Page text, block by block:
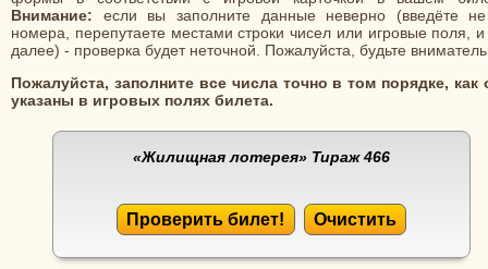
Внимание: если вы заполните данные неверно (введёте
номера, перепутаете местами строки чисел или игровые поля, и
далее) - проверка будет неточной. Пожалуйста, будьте
Пожалуйста, заполните все числа точно в том порядке, как
указаны в игровых полях билета.
«Жилищная лотерея» Тираж 466
Проверить билет! Очистить